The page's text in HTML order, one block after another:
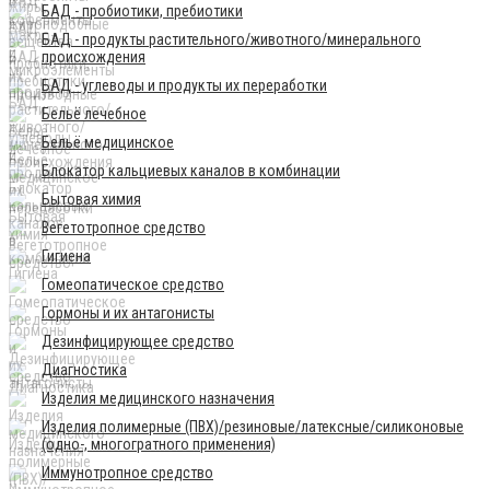
БАД - пробиотики, пребиотики
БАД - продукты растительного/животного/минерального
происхождения
БАД - углеводы и продукты их переработки
Бельё лечебное
Бельё медицинское
Блокатор кальциевых каналов в комбинации
Бытовая химия
Вегетотропное средство
Гигиена
Гомеопатическое средство
Гормоны и их антагонисты
Дезинфицирующее средство
Диагностика
Изделия медицинского назначения
Изделия полимерные (ПВХ)/резиновые/латексные/силиконовые
(одно-, многогратного применения)
Иммунотропное средство